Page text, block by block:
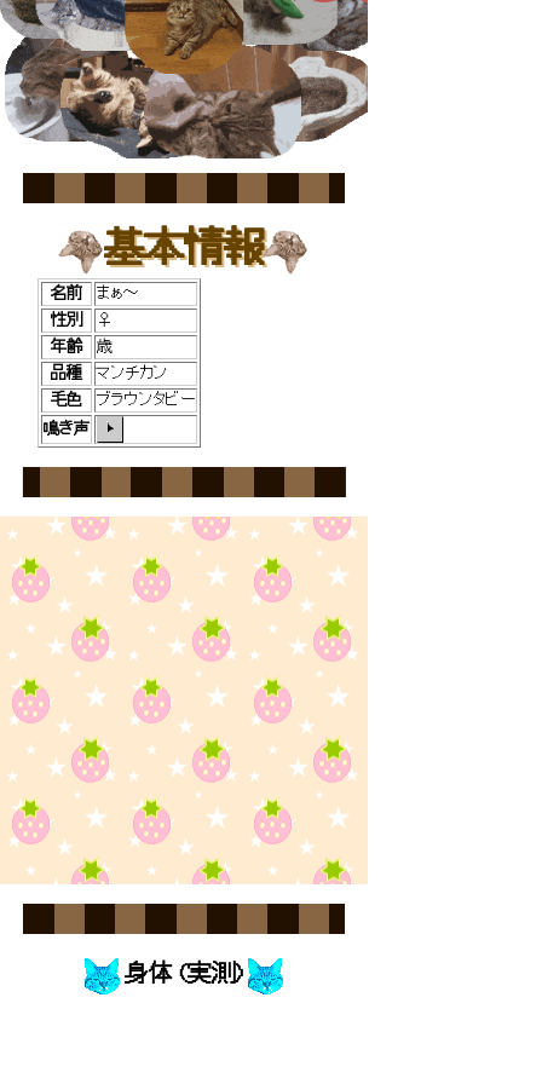
基本情報
名前
まぁ～
性別
♀
年齢
歳
品種
マンチカン
毛色
ブラウンタビー
鳴き声
▶
こんにちは！
まぁ～だみゃ！
ぐにゃぁ～
むにゃむにゃ・・・
身体 (実測)